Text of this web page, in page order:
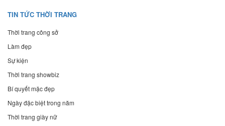
TIN TỨC THỜI TRANG
Thời trang công sở
Làm đẹp
Sự kiện
Thời trang showbiz
Bí quyết mặc đẹp
Ngày đặc biệt trong năm
Thời trang giày nữ